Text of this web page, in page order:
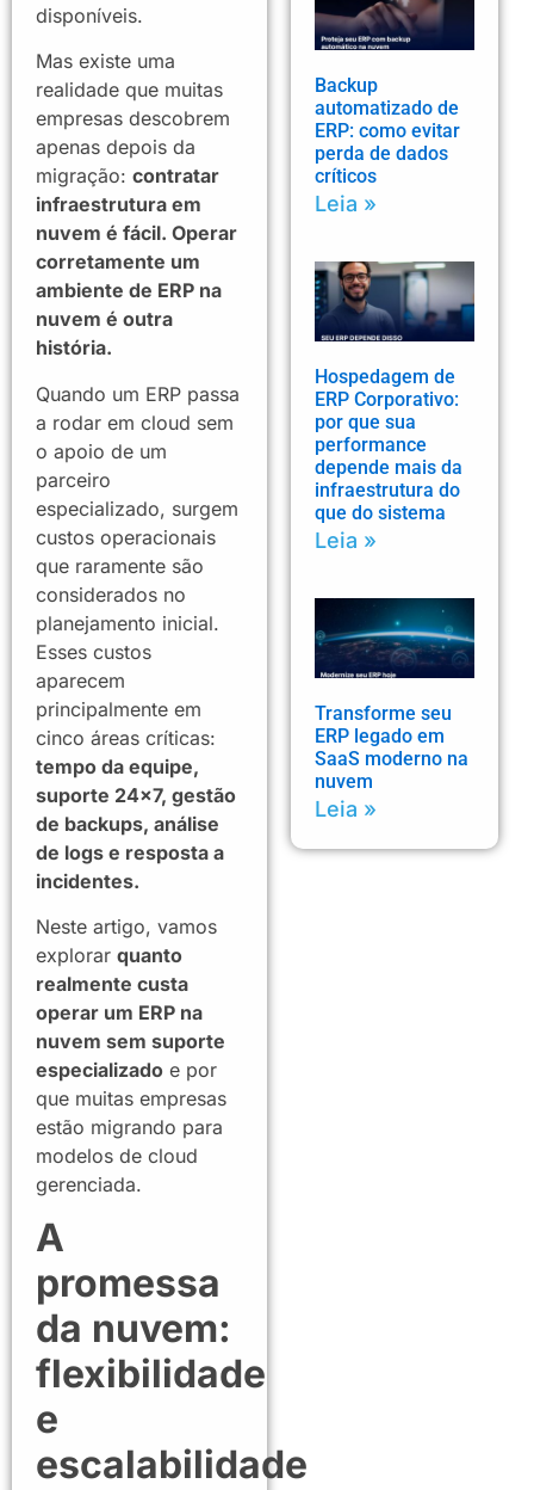
disponíveis.
Mas existe uma
realidade que muitas
empresas descobrem
apenas depois da
migração: contratar
infraestrutura em
nuvem é fácil. Operar
corretamente um
ambiente de ERP na
nuvem é outra
história.
Quando um ERP passa
a rodar em cloud sem
o apoio de um
parceiro
especializado, surgem
custos operacionais
que raramente são
considerados no
planejamento inicial.
Esses custos
aparecem
principalmente em
cinco áreas críticas:
tempo da equipe,
suporte 24×7, gestão
de backups, análise
de logs e resposta a
incidentes.
Neste artigo, vamos
explorar quanto
realmente custa
operar um ERP na
nuvem sem suporte
especializado e por
que muitas empresas
estão migrando para
modelos de cloud
gerenciada.
A
promessa
da nuvem:
flexibilidade
e
escalabilidade
Backup
automatizado de
ERP: como evitar
perda de dados
críticos
Leia »
Hospedagem de
ERP Corporativo:
por que sua
performance
depende mais da
infraestrutura do
que do sistema
Leia »
Transforme seu
ERP legado em
SaaS moderno na
nuvem
Leia »